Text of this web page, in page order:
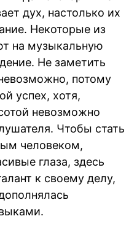
дух, настолько их
Некоторые из
на музыкальную
Не заметить
потому
успех, хотя,
невозможно
Чтобы стать
человеком,
глаза, здесь
к своему делу,